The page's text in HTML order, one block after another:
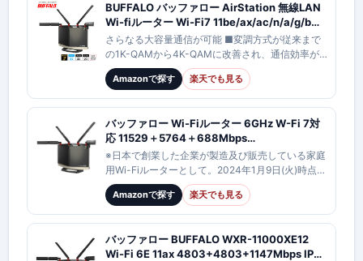
BUFFALO バッファロー AirStation 無線LAN
Wi-fiルーター Wi-Fi7 11be/ax/ac/n/a/g/b
11529+5764+688Mbps IPV6対応
EasyMesh対応 WXR-18000BE10P/D
さらなる大容量通信が可能 ■変調方式が従来まで
の1K-QAMから4K-QAMに改善され、通信効率が
向上。近距離での通信速度向上 ■MLO効果最大
化・送受信感度向上のための6GHz/…
Amazonで探す 楽天でも見る
バッファロー Wi-Fiルーター 6GHz W-Fi 7対
応 11529＋5764＋688Mbps
WXR18000BE10P AirStation BUFFALO Wi-
Fi 7対応トライバンドルーター フラッグシップ
モデル 無線LANルーター
11be/ax/ac/n/a/g/b【送料無料】
※日本で創業した企業が製造及び販売している家庭
用Wi-Fiルーターとして。2024年1月9日(火)時点、
Wi-Fi Alliance Product Finderの確認に基づくメ
ー…Amazonで探す 楽天でも見る
バッファロー BUFFALO WXR-11000XE12
Wi-Fi 6E 11ax 4803+4803+1147Mbps IPv6